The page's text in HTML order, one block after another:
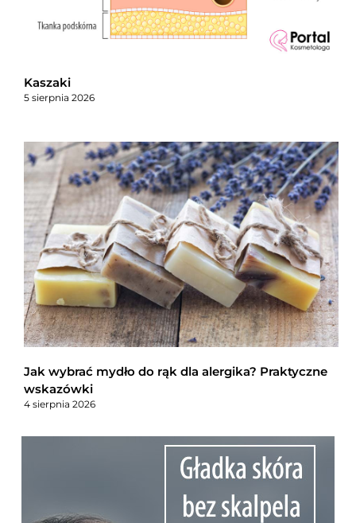
Kaszaki
5 sierpnia 2026
Jak wybrać mydło do rąk dla alergika? Praktyczne
wskazówki
4 sierpnia 2026